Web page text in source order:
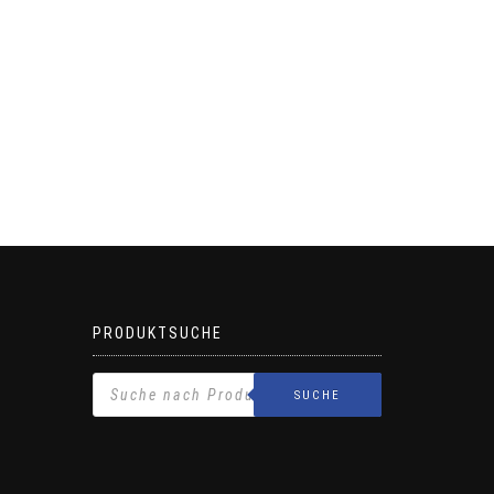
PRODUKTSUCHE
SUCHE